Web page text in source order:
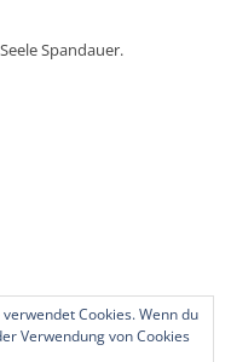
Spandauer.
Cookies. Wenn du
Verwendung von Cookies